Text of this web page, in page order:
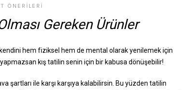
ÖNERILERI
Gereken Ürünler
hem fiziksel hem de mental olarak yenilemek için
kış tatilin senin için bir kabusa dönüşebilir!
şartları ile karşı karşıya kalabilirsin. Bu yüzden tatilin